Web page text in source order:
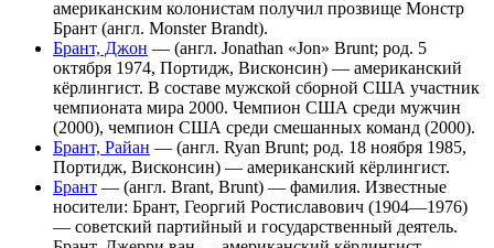
американским колонистам получил прозвище Монстр
Брант (англ. Monster Brandt).
Брант, Джон — (англ. Jonathan «Jon» Brunt; род. 5
октября 1974, Портидж, Висконсин) — американский
кёрлингист. В составе мужской сборной США участник
чемпионата мира 2000. Чемпион США среди мужчин
(2000), чемпион США среди смешанных команд (2000).
Брант, Райан — (англ. Ryan Brunt; род. 18 ноября 1985,
Портидж, Висконсин) — американский кёрлингист.
Брант — (англ. Brant, Brunt) — фамилия. Известные
носители: Брант, Георгий Ростиславович (1904—1976)
— советский партийный и государственный деятель.